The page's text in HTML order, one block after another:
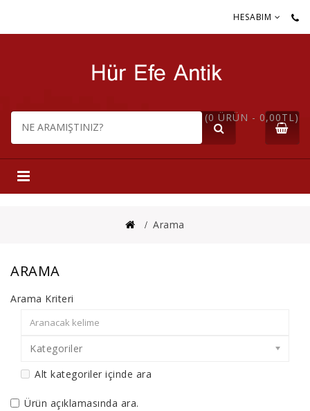
HESABIM
(0 ÜRÜN - 0,00TL)
Arama
ARAMA
Arama Kriteri
Kategoriler
Alt kategoriler içinde ara
Ürün açıklamasında ara.